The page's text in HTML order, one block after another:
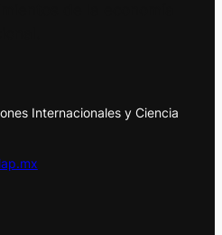
Internacionales y Ciencia